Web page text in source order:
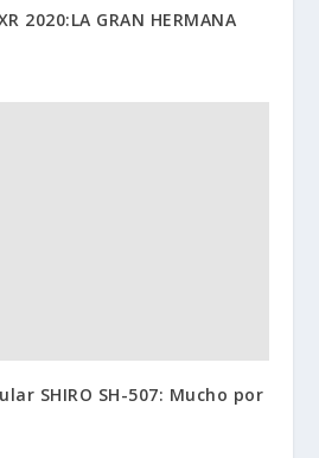
2020:LA GRAN HERMANA
SHIRO SH-507: Mucho por